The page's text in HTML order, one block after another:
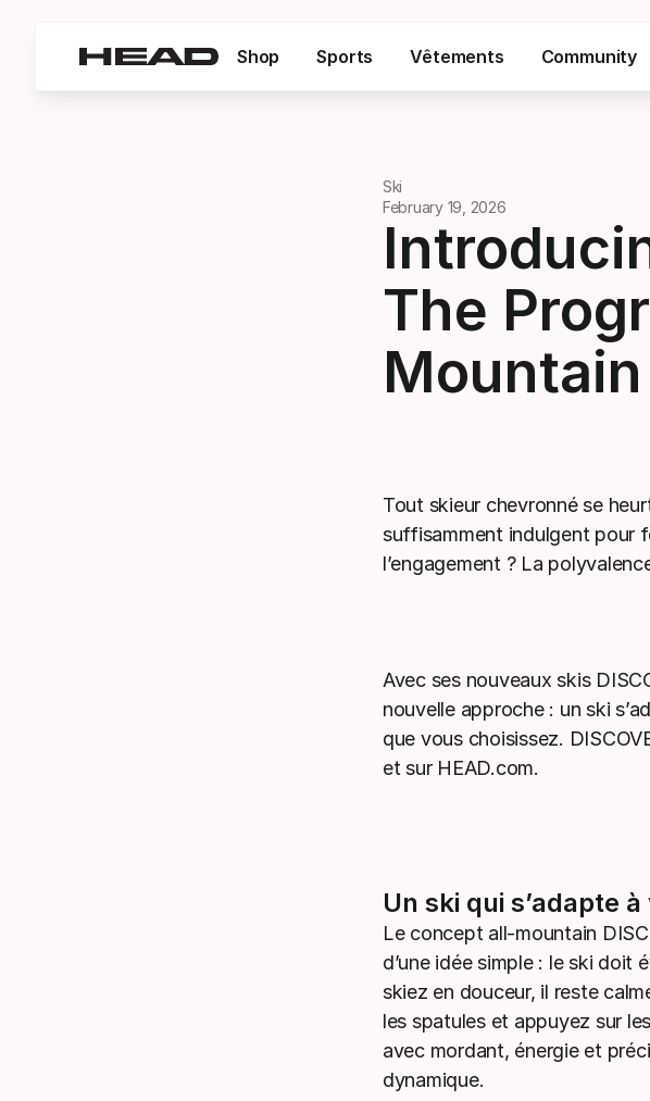
Shop Sports Vêtements Community
Ski
February 19, 2026
The
Tout skieur chevronné se
suffisamment indulgent pour
l’engagement ? La
Avec ses nouveaux skis
nouvelle approche : un ski
que vous choisissez.
et sur HEAD.com.
Un ski qui s’adapte
Le concept all-mountain
d’une idée simple : le ski doit
skiez en douceur, il reste
les spatules et appuyez sur
avec mordant, énergie et
dynamique.